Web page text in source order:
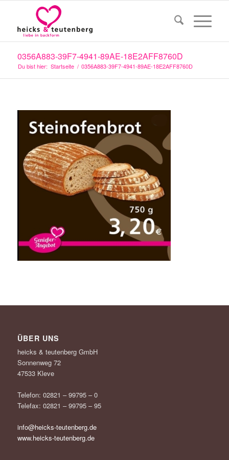
0356A883-39F7-4941-89AE-18E2AFF8760D
Du bist hier: Startseite / 0356A883-39F7-4941-89AE-18E2AFF8760D
ÜBER UNS
heicks & teutenberg GmbH
Sonnenweg 72
47533 Kleve
Telefon: 02821 – 99795 – 0
Telefax: 02821 – 99795 – 95
info@heicks-teutenberg.de
www.heicks-teutenberg.de